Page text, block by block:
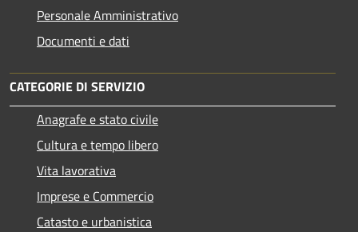
Personale Amministrativo
Documenti e dati
CATEGORIE DI SERVIZIO
Anagrafe e stato civile
Cultura e tempo libero
Vita lavorativa
Imprese e Commercio
Catasto e urbanistica